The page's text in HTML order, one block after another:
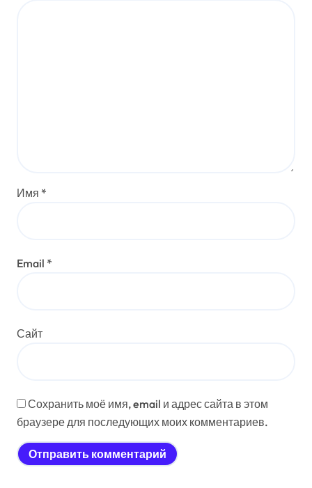
Имя *
Email *
Сайт
Сохранить моё имя, email и адрес сайта в этом
браузере для последующих моих комментариев.